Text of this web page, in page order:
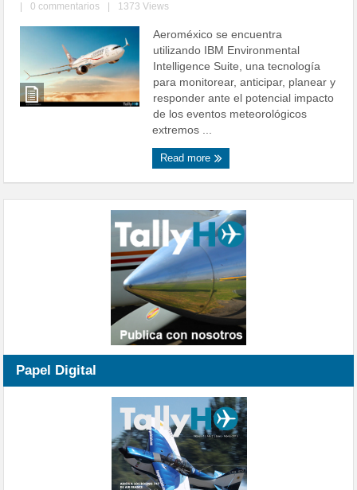
0 commentarios 1373 Views
Aeroméxico se encuentra
utilizando IBM Environmental
Intelligence Suite, una tecnología
para monitorear, anticipar, planear y
responder ante el potencial impacto
de los eventos meteorológicos
extremos ...
Read more
Papel Digital